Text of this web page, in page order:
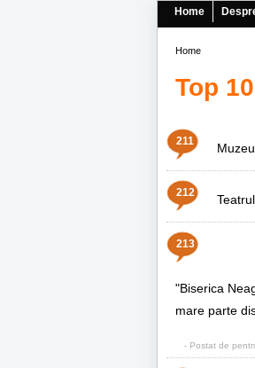
Home
Home
Top
211
212
213
"Biserica
mare parte
- Postat de